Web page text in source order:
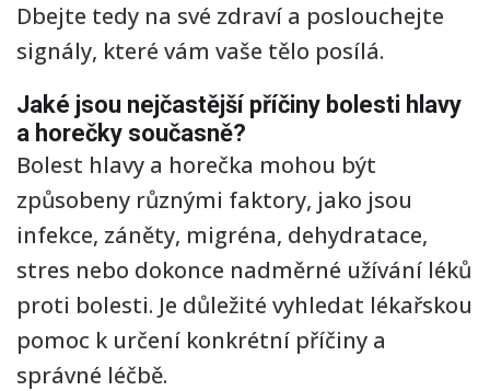
Dbejte tedy na své zdraví a poslouchejte
signály, které vám vaše tělo posílá.
Jaké jsou nejčastější příčiny bolesti hlavy
a horečky současně?
Bolest hlavy a horečka mohou být
způsobeny různými faktory, jako jsou
infekce, záněty, migréna, dehydratace,
stres nebo dokonce nadměrné užívání léků
proti bolesti. Je důležité vyhledat lékařskou
pomoc k určení konkrétní příčiny a
správné léčbě.